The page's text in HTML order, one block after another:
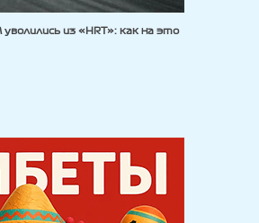
из «HRT»: как на это